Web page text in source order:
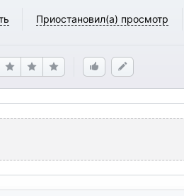
Приостановил(а) просмотр